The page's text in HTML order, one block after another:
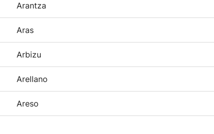
Arantza
Aras
Arbizu
Arellano
Areso